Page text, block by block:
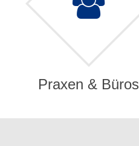
Praxen & Büros